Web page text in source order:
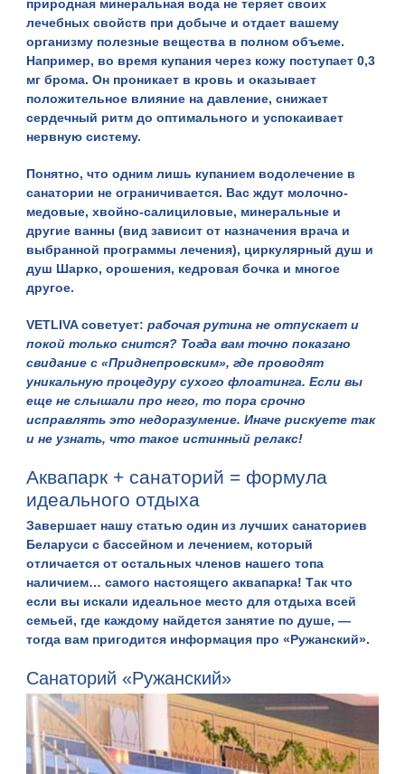
природная минеральная вода не теряет своих
лечебных свойств при добыче и отдает вашему
организму полезные вещества в полном объеме.
Например, во время купания через кожу поступает 0,3
мг брома. Он проникает в кровь и оказывает
положительное влияние на давление, снижает
сердечный ритм до оптимального и успокаивает
нервную систему.
Понятно, что одним лишь купанием водолечение в
санатории не ограничивается. Вас ждут молочно-
медовые, хвойно-салициловые, минеральные и
другие ванны (вид зависит от назначения врача и
выбранной программы лечения), циркулярный душ и
душ Шарко, орошения, кедровая бочка и многое
другое.
VETLIVA советует: рабочая рутина не отпускает и
покой только снится? Тогда вам точно показано
свидание с «Приднепровским», где проводят
уникальную процедуру сухогофлоатинга. Если вы
еще не слышали про него, то пора срочно
исправлять это недоразумение. Иначе рискуете так
и не узнать, что такое истинный релакс!
Аквапарк + санаторий = формула
идеального отдыха
Завершает нашу статью один из лучших санаториев
Беларуси с бассейном и лечением, который
отличается от остальных членов нашего топа
наличием… самого настоящего аквапарка! Так что
если вы искали идеальное место для отдыха всей
семьей, где каждому найдется занятие по душе, —
тогда вам пригодится информация про «Ружанский».
Санаторий «Ружанский»